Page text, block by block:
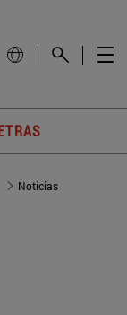
Noticias